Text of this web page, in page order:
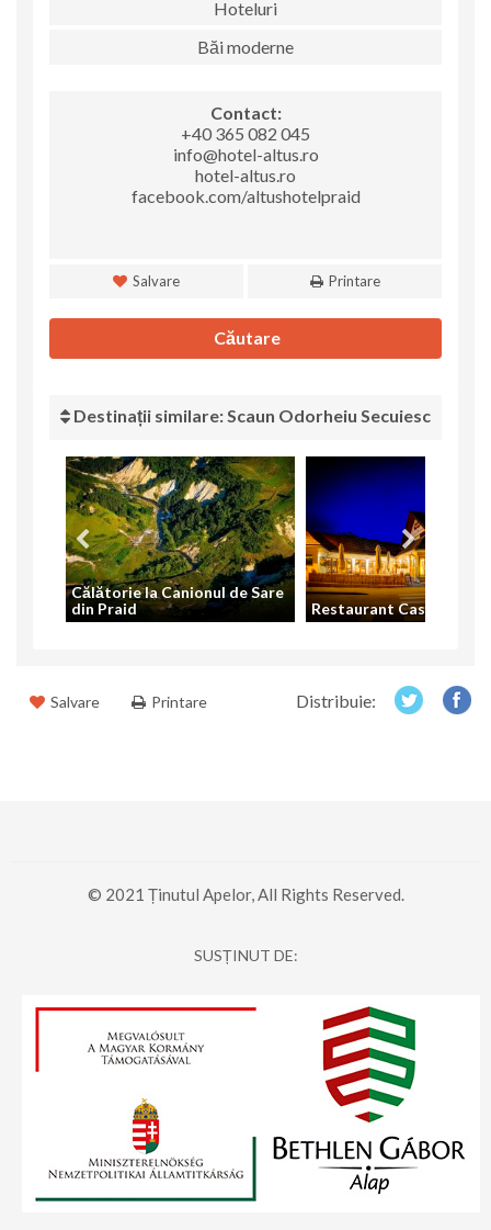
Hoteluri
Băi moderne
Contact:
+40 365 082 045
info@hotel-altus.ro
hotel-altus.ro
facebook.com/altushotelpraid
Salvare Printare
Căutare
Destinații similare: Scaun Odorheiu Secuiesc
Călătorie la Canionul de Sare
din Praid
Restaurant Casa
Salvare Printare Distribuie:
© 2021 Ținutul Apelor, All Rights Reserved.
SUSȚINUT DE: